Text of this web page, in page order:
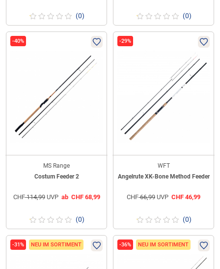
(0) (0)
-40%
MS Range
Costum Feeder 2
CHF114,99UVP ab CHF68,99
(0)
-29%
WFT
Angelrute XK-Bone Method Feeder
CHF66,99 UVP CHF 46,99
(0)
-31% NEU IM SORTIMENT -36% NEU IM SORTIMENT